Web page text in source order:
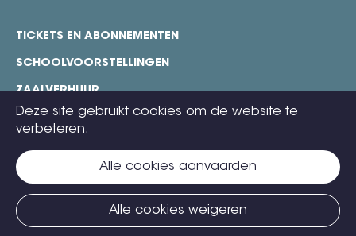
Deze site gebruikt cookies om de website te
verbeteren.
Alle cookies weigeren
Alle cookies aanvaarden
footer
TICKETS EN ABONNEMENTEN
SCHOOLVOORSTELLINGEN
ZAALVERHUUR
TECHNISCHE FICHES
CONTACT
TICKETS